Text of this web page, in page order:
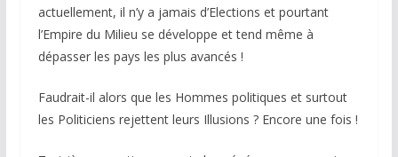
actuellement, il n’y a jamais d’Elections et pourtant
l’Empire du Milieu se développe et tend même à
dépasser les pays les plus avancés !
Faudrait-il alors que les Hommes politiques et surtout
les Politiciens rejettent leurs Illusions ? Encore une fois !